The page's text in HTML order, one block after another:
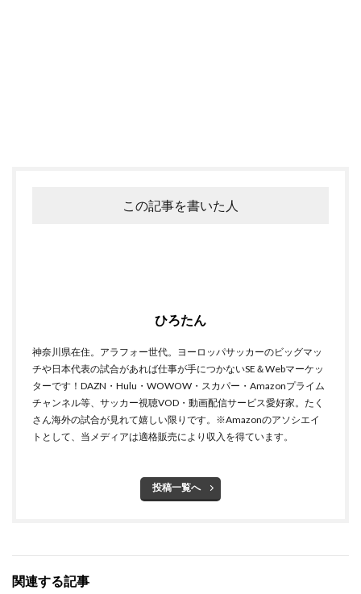
この記事を書いた人
ひろたん
神奈川県在住。アラフォー世代。ヨーロッパサッカーのビッグマッ
チや日本代表の試合があれば仕事が手につかないSE＆Webマーケッ
ターです！DAZN・Hulu・WOWOW・スカパー・Amazonプライム
チャンネル等、サッカー視聴VOD・動画配信サービス愛好家。たく
さん海外の試合が見れて嬉しい限りです。※Amazonのアソシエイ
トとして、当メディアは適格販売により収入を得ています。
投稿一覧へ
関連する記事